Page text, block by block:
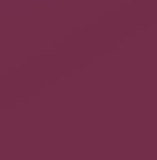
:xx :xx :xx :xx
mac de la station
l'usurpation d'adresse
réseau, il est